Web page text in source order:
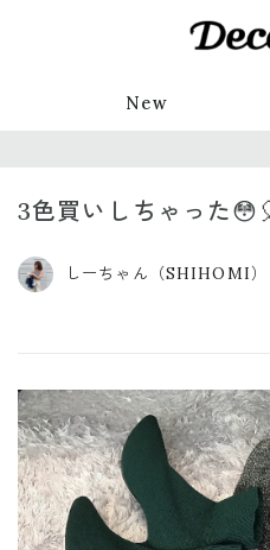
New
3色買いしちゃった
しーちゃん（SHIHOMI）